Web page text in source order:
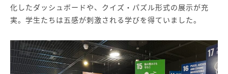
化したダッシュボードや、クイズ・パズル形式の展示が充
実。学生たちは五感が刺激される学びを得ていました。